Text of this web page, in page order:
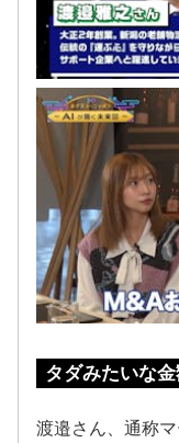
タダみたいな
渡邉さん、通称